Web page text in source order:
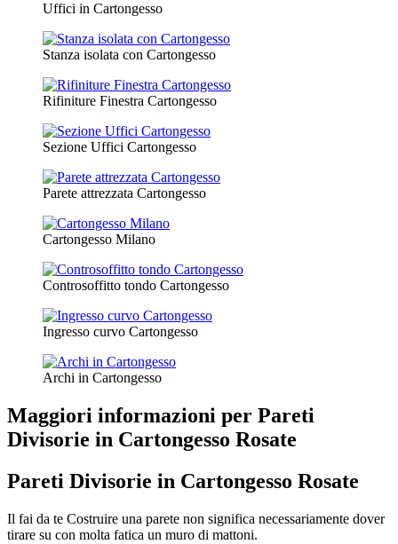
Uffici in Cartongesso
Stanza isolata con Cartongesso
Rifiniture Finestra Cartongesso
Sezione Uffici Cartongesso
Parete attrezzata Cartongesso
Cartongesso Milano
Controsoffitto tondo Cartongesso
Ingresso curvo Cartongesso
Archi in Cartongesso
Maggiori informazioni per Pareti
Divisorie in Cartongesso Rosate
Pareti Divisorie in Cartongesso Rosate
Il fai da te Costruire una parete non significa necessariamente dover
tirare su con molta fatica un muro di mattoni.